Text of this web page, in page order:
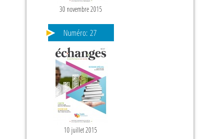
30 novembre 2015
Numéro: 27
10 juillet 2015